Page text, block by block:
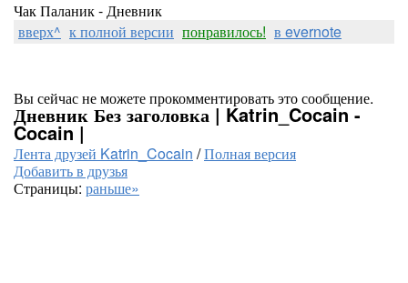
Чак Паланик - Дневник
вверх^ к полной версии понравилось! в evernote
Вы сейчас не можете прокомментировать это сообщение.
Дневник Без заголовка | Katrin_Cocain -
Cocain |
Лента друзей Katrin_Cocain /Полная версия
Добавить в друзья
Страницы: раньше»